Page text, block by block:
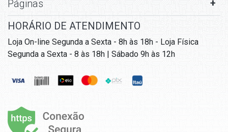
Páginas
HORÁRIO DE ATENDIMENTO
Loja On-line Segunda a Sexta - 8h às 18h - Loja Física
Segunda a Sexta - 8 às 18h | Sábado 9h às 12h